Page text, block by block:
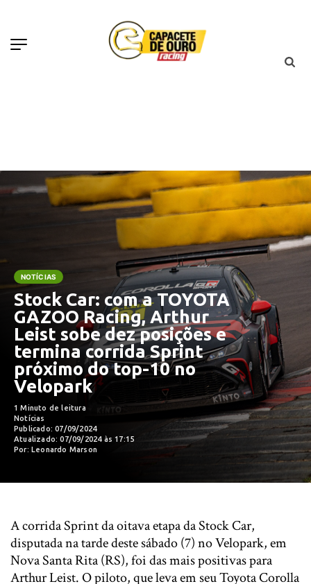
NOTÍCIAS
Stock Car: com a TOYOTA
GAZOO Racing, Arthur
Leist sobe dez posições e
termina corrida Sprint
próximo do top-10 no
Velopark
1 Minuto de leitura
Notícias
Publicado: 07/09/2024
Atualizado: 07/09/2024 às 17:15
Por: Leonardo Marson
A corrida Sprint da oitava etapa da Stock Car,
disputada na tarde deste sábado (7) no Velopark, em
Nova Santa Rita (RS), foi das mais positivas para
Arthur Leist. O piloto, que leva em seu Toyota Corolla